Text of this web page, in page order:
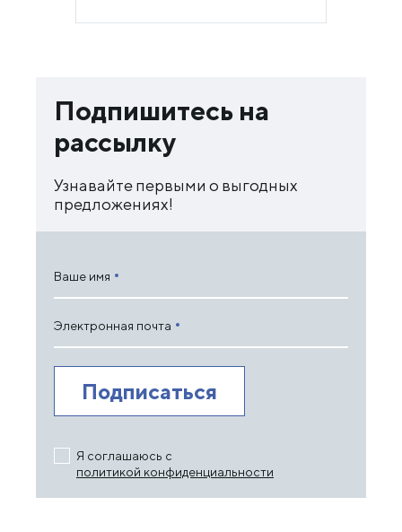
Подпишитесь на
рассылку
Узнавайте первыми о выгодных
предложениях!
Ваше имя
Электронная почта
Я соглашаюсь с
политикой конфиденциальности